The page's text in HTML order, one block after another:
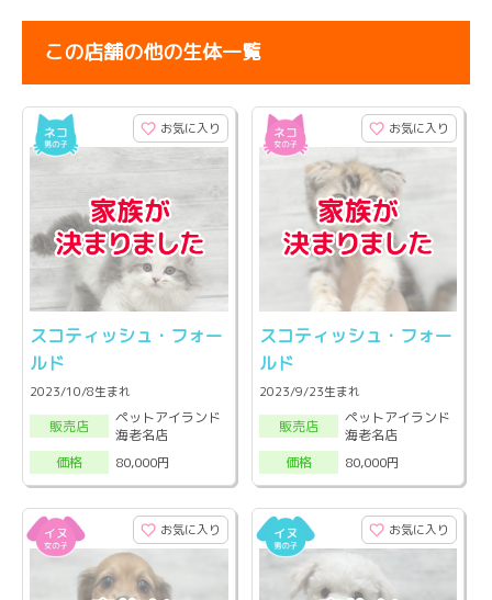
この店舗の他の生体一覧
お気に入り
スコティッシュ・フォー
ルド
2023/10/8生まれ
販売店
ペットアイランド
海老名店
価格
80,000円
お気に入り
スコティッシュ・フォー
ルド
2023/9/23生まれ
販売店
ペットアイランド
海老名店
価格
80,000円
お気に入り お気に入り